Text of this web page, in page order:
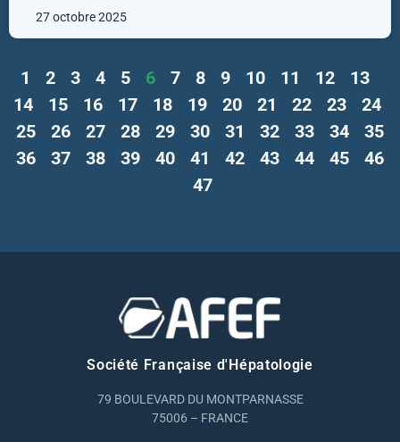
27 octobre 2025
1 2 3 4 5 6 7 8 9 10 11 12
13
14
15 16 17 18 19 20 21 22 23
24
25
26 27 28 29 30 31 32 33 34
35
36
37 38 39 40 41 42 43 44 45
46
47
Société Française d'Hépatologie
79 BOULEVARD DU MONTPARNASSE
75006 – FRANCE